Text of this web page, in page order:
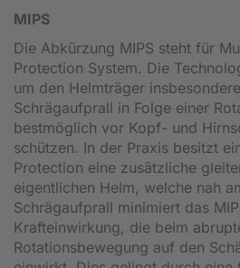
MIPS
Die Abkürzung MIPS steht für
Protection System. Die
um den Helmträger
Schrägaufprall in Folge einer
bestmöglich vor Kopf- und
schützen. In der Praxis besitzt
Protection eine zusätzliche
eigentlichen Helm, welche nah
Schrägaufprall minimiert das
Krafteinwirkung, die beim
Rotationsbewegung auf den